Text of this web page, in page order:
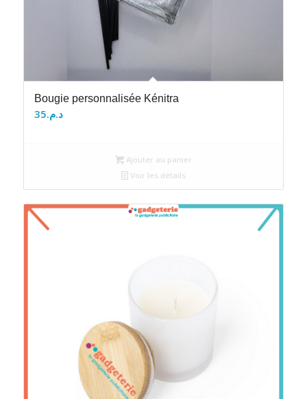
Bougie personnalisée Kénitra
د.م.35
Ajouter au panier
Voir les détails